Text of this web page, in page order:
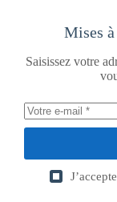
Mises
Saisissez votre